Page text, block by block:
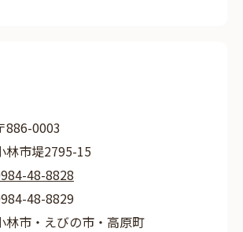
886-0003
林市堤2795-15
48-8828
48-8829
林市・えびの市・高原町